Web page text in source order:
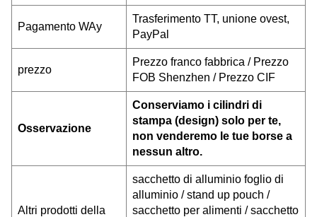
Pagamento WAy
Trasferimento TT, unione ovest,
PayPal
prezzo
Prezzo franco fabbrica / Prezzo
FOB Shenzhen / Prezzo CIF
Osservazione
Conserviamo i cilindri di
stampa (design) solo per te,
non venderemo le tue borse a
nessun altro.
Altri prodotti della
sacchetto di alluminio foglio di
alluminio / stand up pouch /
sacchetto per alimenti / sacchetto